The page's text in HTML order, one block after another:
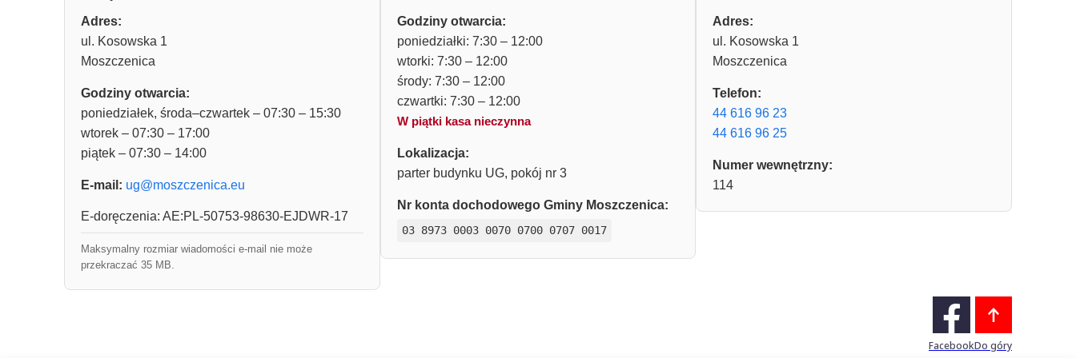
Adres:
ul. Kosowska 1
Moszczenica
Godziny otwarcia:
poniedziałek, środa–czwartek – 07:30 – 15:30
wtorek – 07:30 – 17:00
piątek – 07:30 – 14:00
E-mail: ug@moszczenica.eu
E-doręczenia: AE:PL-50753-98630-EJDWR-17
Maksymalny rozmiar wiadomości e-mail nie może
przekraczać 35 MB.
Godziny otwarcia:
poniedziałki: 7:30 – 12:00
wtorki: 7:30 – 12:00
środy: 7:30 – 12:00
czwartki: 7:30 – 12:00
W piątki kasa nieczynna
Lokalizacja:
parter budynku UG, pokój nr 3
Nr konta dochodowego Gminy Moszczenica:
03 8973 0003 0070 0700 0707 0017
Adres:
ul. Kosowska 1
Moszczenica
Telefon:
44 616 96 23
44 616 96 25
Numer wewnętrzny:
114
FacebookDo góry